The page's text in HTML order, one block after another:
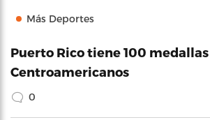
Más Deportes
Puerto Rico tiene 100
Centroamericanos
0